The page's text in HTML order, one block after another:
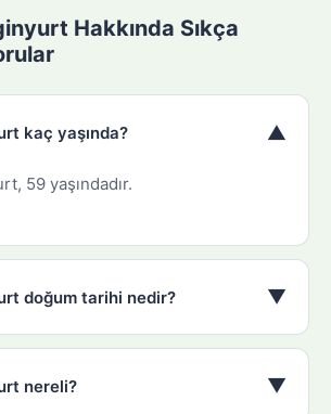
Hakkında Sıkça
kaç yaşında? ▼
59 yaşındadır.
doğum tarihi nedir? ▼
nereli? ▼